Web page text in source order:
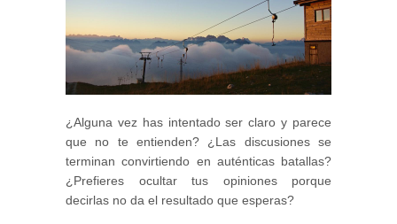
¿Alguna vez has intentado ser claro y parece
que no te entienden? ¿Las discusiones se
terminan convirtiendo en auténticas batallas?
¿Prefieres ocultar tus opiniones porque
decirlas no da el resultado que esperas?